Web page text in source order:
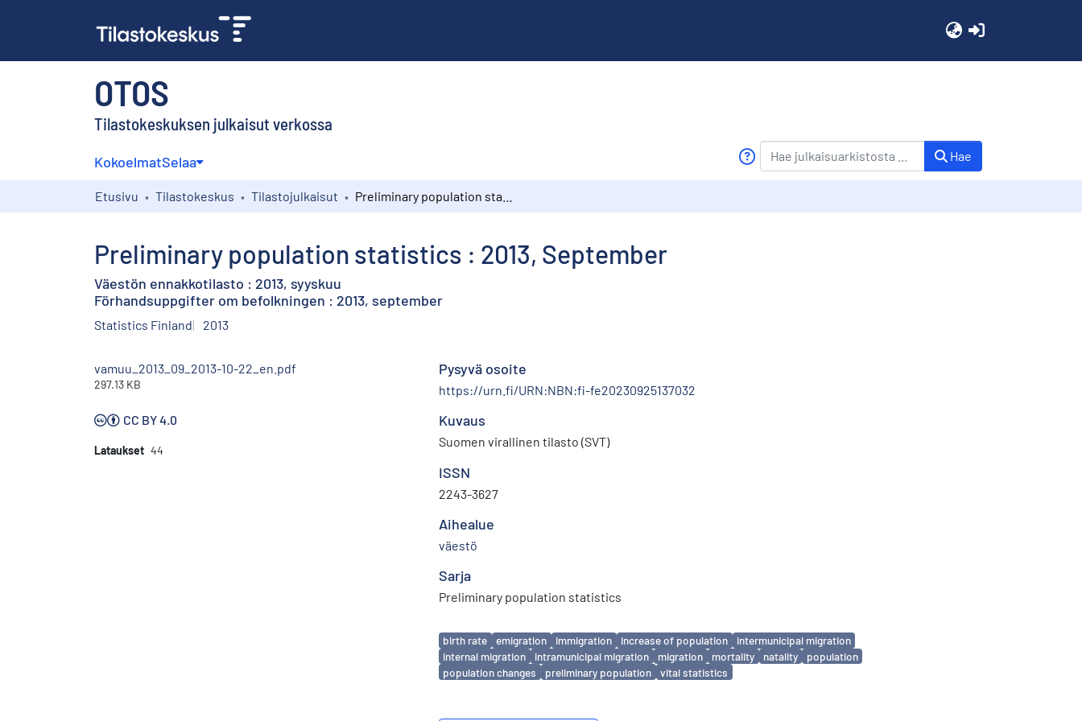
OTOS
Tilastokeskuksen julkaisut verkossa
KokoelmatSelaa Hae
Etusivu Tilastokeskus Tilastojulkaisut
Preliminary population statistics : 2013, September
Väestön ennakkotilasto : 2013, syyskuu
Förhandsuppgifter om befolkningen : 2013, september
Statistics Finland 2013
vamuu_2013_09_2013-10-22_en.pdf
297.13 KB
CC BY 4.0
Lataukset 44
Pysyvä osoite
https://urn.fi/URN:NBN:fi-fe20230925137032
Kuvaus
Suomen virallinen tilasto (SVT)
ISSN
2243-3627
Aihealue
väestö
Sarja
Preliminary population statistics
Avainsanat
birth rate emigration immigration increase of population
intermunicipal migration
internal migration
intramunicipal migration migration mortality natality
population
population changes
preliminary population vital statistics